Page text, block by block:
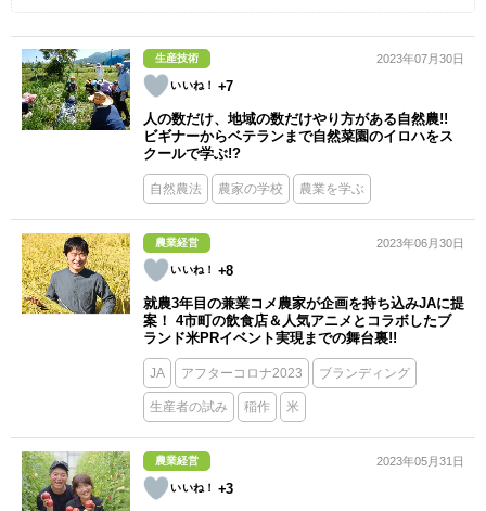
生産技術
+7
2023年07月30日
人の数だけ、地域の数だけやり方がある自然農!!
ビギナーからベテランまで自然菜園のイロハをス
クールで学ぶ!?
自然農法 農家の学校 農業を学ぶ
農業経営
+8
2023年06月30日
就農3年目の兼業コメ農家が企画を持ち込みJAに提
案！ 4市町の飲食店＆人気アニメとコラボしたブ
ランド米PRイベント実現までの舞台裏!!
JA アフターコロナ2023 ブランディング
生産者の試み 稲作 米
農業経営
+3
2023年05月31日